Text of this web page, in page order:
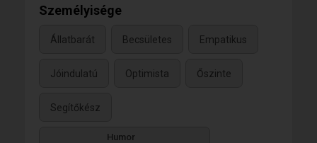
Személyisége
Állatbarát Becsületes Empatikus
Jóindulatú Optimista Őszinte
Segítőkész
Humor